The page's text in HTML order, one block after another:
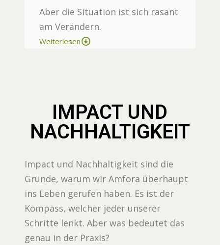
Aber die Situation ist sich rasant
am Verändern.
Weiterlesen
IMPACT UND
NACHHALTIGKEIT
Impact und Nachhaltigkeit sind die
Gründe, warum wir Amfora überhaupt
ins Leben gerufen haben. Es ist der
Kompass, welcher jeder unserer
Schritte lenkt. Aber was bedeutet das
genau in der Praxis?